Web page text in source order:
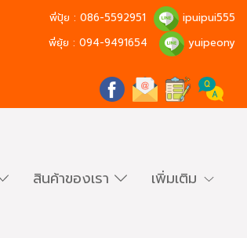
พี่ปุ้ย : 086-5592951
ipuipui555
พี่ยุ้ย : 094-9491654 yuipeony
สินค้าของเรา เพิ่มเติม